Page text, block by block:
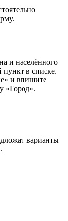
и населённого
в списке,
и впишите
«Город».
варианты